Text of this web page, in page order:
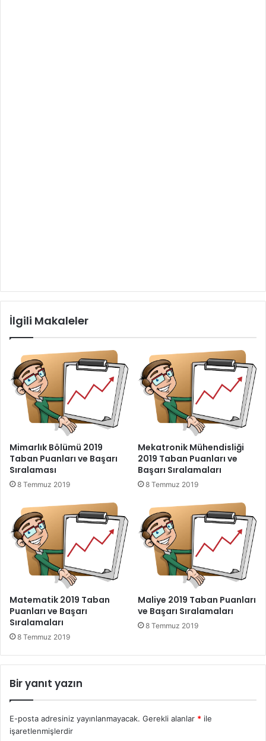
İlgili Makaleler
Mimarlık Bölümü 2019
Taban Puanları ve Başarı
Sıralaması
8 Temmuz 2019
Mekatronik Mühendisliği
2019 Taban Puanları ve
Başarı Sıralamaları
8 Temmuz 2019
Matematik 2019 Taban
Puanları ve Başarı
Sıralamaları
8 Temmuz 2019
Maliye 2019 Taban Puanları
ve Başarı Sıralamaları
8 Temmuz 2019
Bir yanıt yazın
E-posta adresiniz yayınlanmayacak. Gerekli alanlar * ile
işaretlenmişlerdir